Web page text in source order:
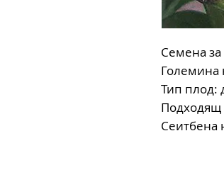
Семена
Големина
Тип плод:
Подходящ
Сеитбена